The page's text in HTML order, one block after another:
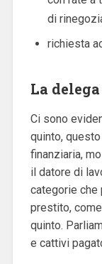
di
richiesta
La
Ci sono
quinto,
finanziaria,
il datore di
categorie che
prestito,
quinto.
e cattivi